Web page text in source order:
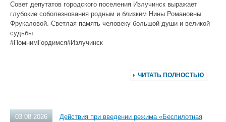
Совет депутатов городского поселения Излучинск выражает
глубокие соболезнования родным и близким Нины Романовны
Фрукаловой. Светлая память человеку большой души и великой
судьбы.
#ПомнимГордимся#Излучинск
ЧИТАТЬ ПОЛНОСТЬЮ
03.08.2026
Действия при введении режима «Беспилотная